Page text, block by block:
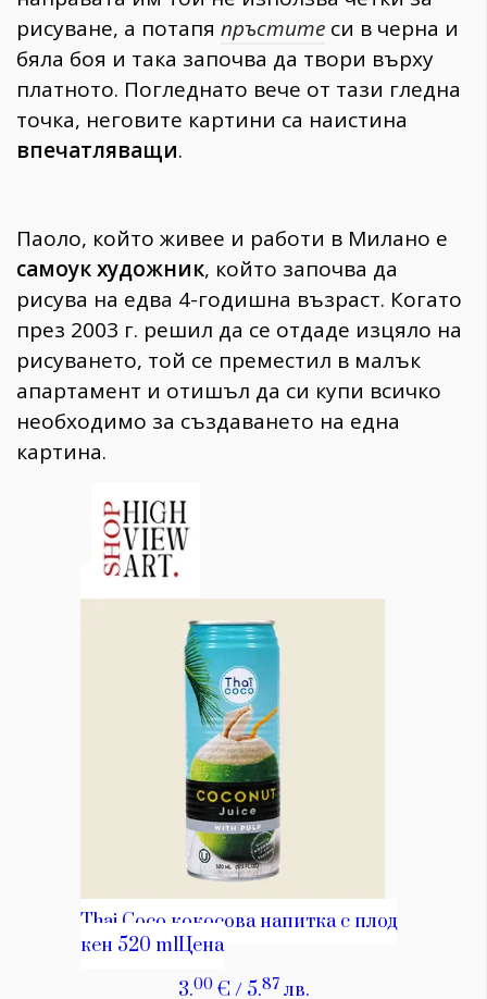
ПОСЛЕДВАЙТЕ
НИ
рисуване, а потапя пръстите си в черна и
бяла боя и така започва да твори върху
платното. Погледнато вече от тази гледна
точка, неговите картини са наистина
впечатляващи.
Паоло, който живее и работи в Милано е
самоук художник, който започва да
рисува на едва 4-годишна възраст. Когато
през 2003 г. решил да се отдаде изцяло на
рисуването, той се преместил в малък
апартамент и отишъл да си купи всичко
необходимо за създаването на една
картина.